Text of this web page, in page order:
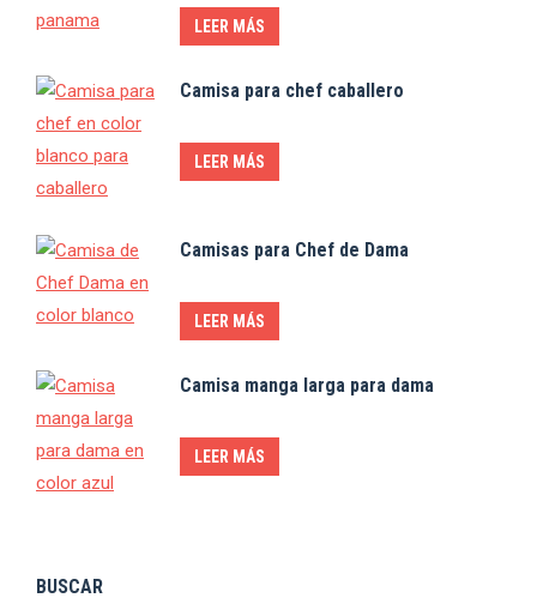
LEER MÁS
Camisa para chef caballero
LEER MÁS
Camisas para Chef de Dama
LEER MÁS
Camisa manga larga para dama
LEER MÁS
BUSCAR